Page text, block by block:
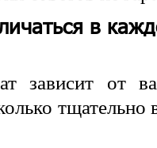
в
зависит от